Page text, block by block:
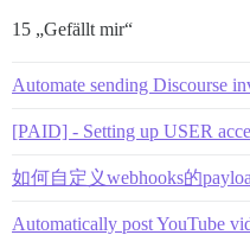
15 „Gefällt mir“
Automate sending Discourse
[PAID] - Setting up USER
如何自定义webhooks的
Automatically post YouTube